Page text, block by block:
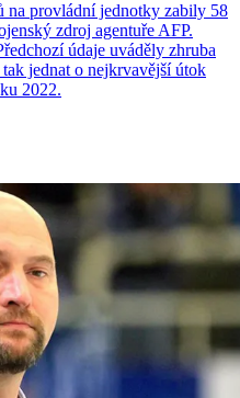
na provládní jednotky zabily 58
zdroj agentuře AFP.
údaje uváděly zhruba
jednat o nejkrvavější útok
2022.